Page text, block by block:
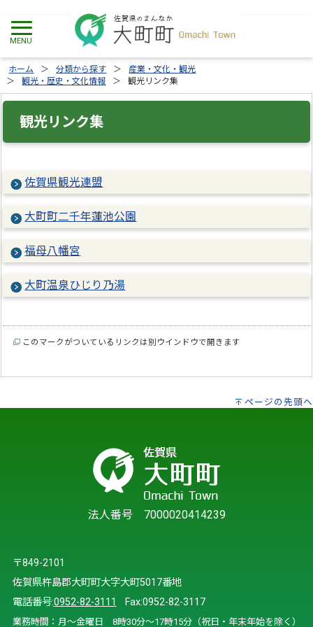
ホーム 分類から探す
産業・文化・観光
観光・歴史・文化情報
観光リンク集
観光リンク集
佐賀県観光連盟
大町町二千年蓮池公園
福母八幡宮
大町温泉ひじり乃湯
このマークがついているリンクは別ウインドウで開きます
ページの先頭へ
法人番号 7000020414239
〒849-2101
佐賀県杵島郡大町町大字大町5017番地
電話番号:0952-82-3111 Fax:0952-82-3117
業務時間：月～金曜日 8時30分～17時15分（祝日・年末年始を除く）